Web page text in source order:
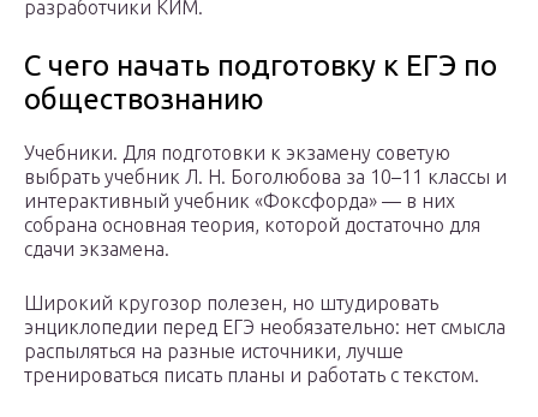
разработчики КИМ.
С чего начать подготовку к ЕГЭ по
обществознанию
Учебники. Для подготовки к экзамену советую
выбрать учебник Л. Н. Боголюбова за 10–11 классы и
интерактивный учебник «Фоксфорда» — в них
собрана основная теория, которой достаточно для
сдачи экзамена.
Широкий кругозор полезен, но штудировать
энциклопедии перед ЕГЭ необязательно: нет смысла
распыляться на разные источники, лучше
тренироваться писать планы и работать с текстом.